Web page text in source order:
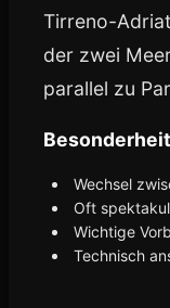
Tirreno-
der zwei
parallel zu
Wechsel
Oft
Wichtige
Technisch